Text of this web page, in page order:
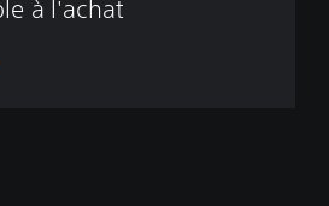
à l'achat